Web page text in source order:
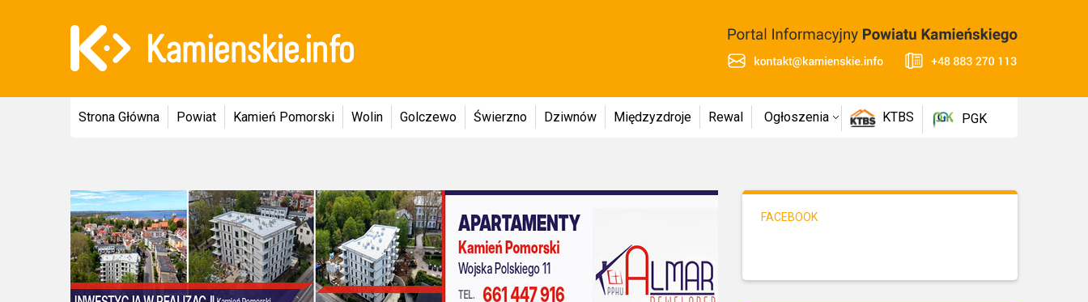
Strona Główna Powiat Kamień Pomorski Wolin Golczewo Świerzno Dziwnów Międzyzdroje Rewal Ogłoszenia KTBS PGK
FACEBOOK